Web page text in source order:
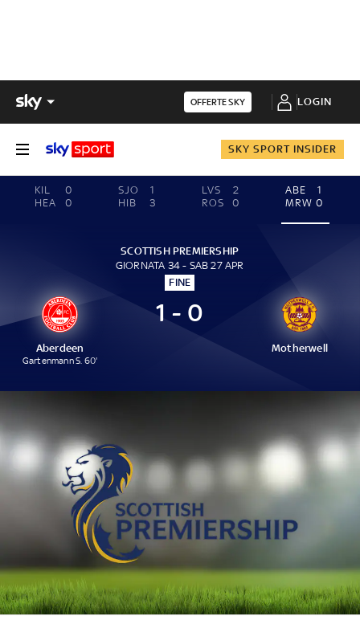
OFFERTE SKY LOGIN
SKY SPORT INSIDER
KIL
0
HEA
0
SJO
1
HIB
3
LVS
2
ROS
0
ABE
1
MRW 0
SCOTTISH PREMIERSHIP
GIORNATA 34 - SAB 27 APR
FINE
Aberdeen
Gartenmann S. 60'
1 - 0
Motherwell
1 - 0